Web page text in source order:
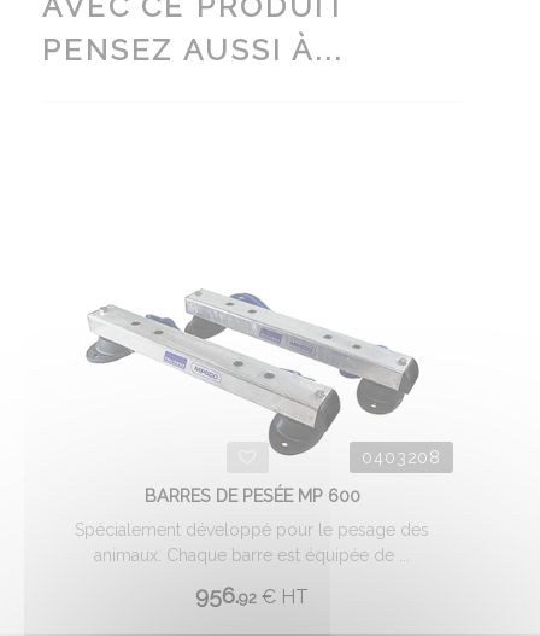
PENSEZ AUSSI À...
0403208
BARRES DE PESÉE MP 600
Spécialement développé pour le pesage des
animaux. Chaque barre est équipée de ...
956.92 € HT